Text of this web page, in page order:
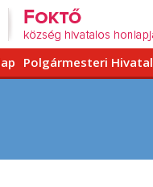
Polgármesteri Hivatal